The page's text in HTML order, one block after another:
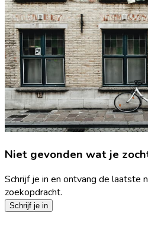
Niet gevonden wat je
Schrijf je in en ontvang de laatste
zoekopdracht.
Schrijf je in